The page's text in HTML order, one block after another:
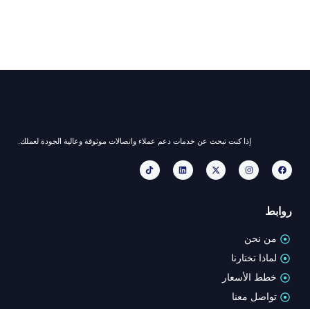
إذا كنت تبحث عن خدمات دعم عملاء واتصالات موثوقة وعالية الجودة لعملك.
روابط
من نحن
لماذا تختارنا
خطط الأسعار
تواصل معنا